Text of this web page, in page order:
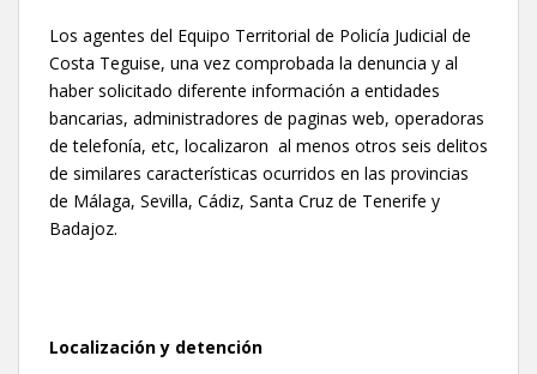
Los agentes del Equipo Territorial de Policía Judicial de
Costa Teguise, una vez comprobada la denuncia y al
haber solicitado diferente información a entidades
bancarias, administradores de paginas web, operadoras
de telefonía, etc, localizaron al menos otros seis delitos
de similares características ocurridos en las provincias
de Málaga, Sevilla, Cádiz, Santa Cruz de Tenerife y
Badajoz.
Localización y detención